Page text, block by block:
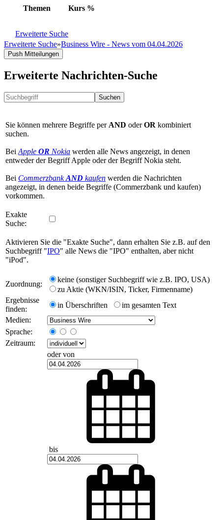
Themen Kurs %
Erweiterte Suche
Erweiterte Suche»Business Wire - News vom 04.04.2026
Push Mitteilungen
Erweiterte Nachrichten-Suche
Suchen
Sie können mehrere Begriffe per AND oderOR kombiniert
suchen.
Bei Apple OR Nokia werden alle News angezeigt, in denen
entweder der Begriff Apple oder der Begriff Nokia steht.
Bei CommerzbankAND kaufen werden die Nachrichten
angezeigt, in denen beide Begriffe (Commerzbank und kaufen)
vorkommen.
Exakte
Suche:
Aktivieren Sie die "Exakte Suche", dann erhalten Sie z.B. auf den
Suchbegriff "IPO" alle News die "IPO" enthalten, aber nicht
"iPod".
Zuordnung:
keine (sonstiger Suchbegriff wie z.B. IPO, USA)
zu Aktie (WKN/ISIN, Ticker, Firmenname)
Ergebnisse
finden:
in Überschriften
im gesamten Text
Medien:
Sprache:
Zeitraum:
oder von
bis